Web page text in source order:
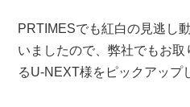
PRTIMESでも紅白の見逃し
いましたので、弊社でもお
るU-NEXT様をピックアップ